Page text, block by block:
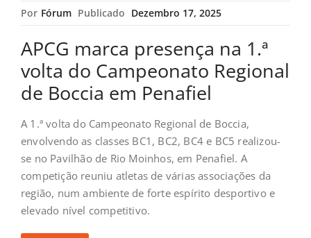
Por Fórum Publicado Dezembro 17, 2025
APCG marca presença na 1.ª
volta do Campeonato Regional
de Boccia em Penafiel
A 1.ª volta do Campeonato Regional de Boccia,
envolvendo as classes BC1, BC2, BC4 e BC5 realizou-
se no Pavilhão de Rio Moinhos, em Penafiel. A
competição reuniu atletas de várias associações da
região, num ambiente de forte espírito desportivo e
elevado nível competitivo.